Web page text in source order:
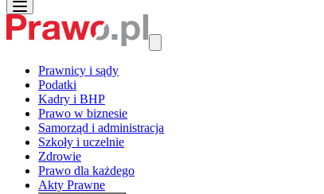
Prawnicy i sądy
Podatki
Kadry i BHP
Prawo w biznesie
Samorząd i administracja
Szkoły i uczelnie
Zdrowie
Prawo dla każdego
Akty Prawne